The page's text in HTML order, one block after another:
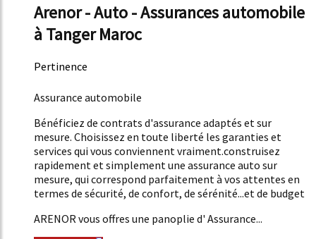
Arenor - Auto - Assurances automobile
à Tanger Maroc
Pertinence
Assurance automobile
Bénéficiez de contrats d'assurance adaptés et sur
mesure. Choisissez en toute liberté les garanties et
services qui vous conviennent vraiment.construisez
rapidement et simplement une assurance auto sur
mesure, qui correspond parfaitement à vos attentes en
termes de sécurité, de confort, de sérénité...et de budget
ARENOR vous offres une panoplie d' Assurance...